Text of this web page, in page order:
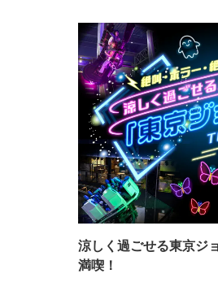
涼しく過ごせる東京ジ
満喫！